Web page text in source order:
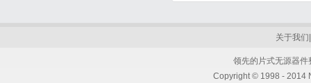
关于我们
领先的片式无源器
Copyright © 1998 - 2014